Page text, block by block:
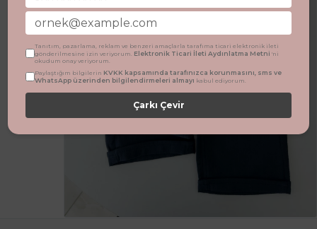
Tanıtım, pazarlama, reklam ve benzeri amaçlarla tarafıma ticari elektronik ileti
gönderilmesine izin veriyorum. Elektronik Ticari İleti Aydınlatma Metni 'ni
okudum onay veriyorum.
Paylaştığım bilgilerin KVKK kapsamında tarafınızca korunmasını, sms ve
WhatsApp üzerinden bilgilendirmeleri almayı kabul ediyorum.
Çarkı Çevir